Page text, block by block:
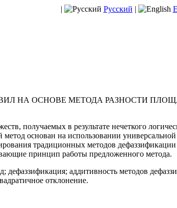
| Русский |
НА ОСНОВЕ МЕТОДА РАЗНОСТИ
получаемых в результате нечеткого
основан на использовании
традиционных методов
принцип работы предложенного метода.
дефаззификация; аддитивность методов
отклонение.